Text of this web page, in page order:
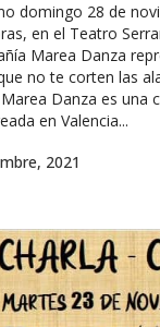
domingo 28 de
en el Teatro
Marea Danza
no te corten las
Danza es una
en Valencia...
2021